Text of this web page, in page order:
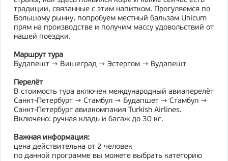
традиции, связанные с этим напитком. Прогуляемся по
Большому рынку, попробуем местный бальзам Unicum
прям на производстве и получим массу удовольствий от
нашей поездки.
Маршрут тура
Будапешт → Вишеград → Эстергом → Будапешт
Перелёт
В стоимость тура включен международный авиаперелёт
Санкт-Петербург → Стамбул → Будапшет → Стамбул →
Санкт-Петербург авиакомпания Turkish Airlines.
Включено: ручная кладь и багаж до 30 кг.
Важная информация:
цена действительна от 2 человек
по данной программе вы можете выбрать категорию